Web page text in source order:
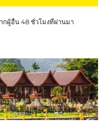
กผู้อื่น 48 ชั่วโมงที่ผ่านมา